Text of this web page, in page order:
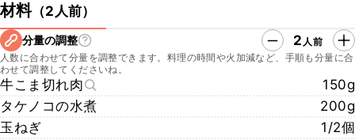
材料（2人前）
分量の調整 2 人前
人数に合わせて分量を調整できます。料理の時間や火加減など、手順も分量に合
わせて調整してくださいね。
牛こま切れ肉
150g
タケノコの水煮
200g
玉ねぎ
1/2個